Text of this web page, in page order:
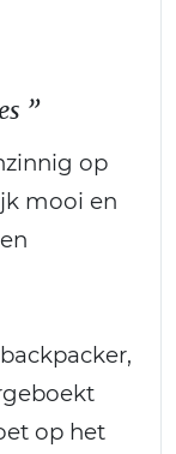
”
op
mooi en
op het